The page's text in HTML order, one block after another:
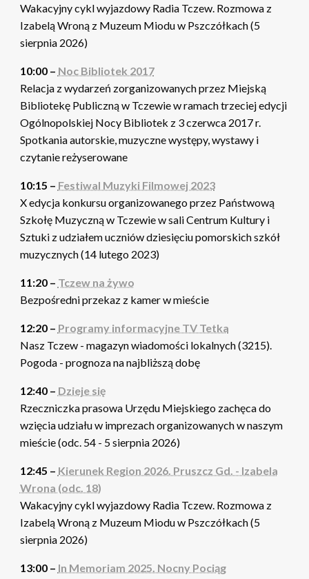
Wakacyjny cykl wyjazdowy Radia Tczew. Rozmowa z
Izabelą Wroną z Muzeum Miodu w Pszczółkach (5
sierpnia 2026)
10:00 – Noc Bibliotek 2017
Relacja z wydarzeń zorganizowanych przez Miejską
Bibliotekę Publiczną w Tczewie w ramach trzeciej edycji
Ogólnopolskiej Nocy Bibliotek z 3 czerwca 2017 r.
Spotkania autorskie, muzyczne występy, wystawy i
czytanie reżyserowane
10:15 – Festiwal Muzyki Filmowej 2023
X edycja konkursu organizowanego przez Państwową
Szkołę Muzyczną w Tczewie w sali Centrum Kultury i
Sztuki z udziałem uczniów dziesięciu pomorskich szkół
muzycznych (14 lutego 2023)
11:20 – Tczew na żywo
Bezpośredni przekaz z kamer w mieście
12:20 – Programy informacyjne TV Tetka
Nasz Tczew - magazyn wiadomości lokalnych (3215).
Pogoda - prognoza na najbliższą dobę
12:40 – Dzieje się
Rzeczniczka prasowa Urzędu Miejskiego zachęca do
wzięcia udziału w imprezach organizowanych w naszym
mieście (odc. 54 - 5 sierpnia 2026)
12:45 – Kierunek Region 2026. Pruszcz Gd. - Izabela
Wrona (odc. 18)
Wakacyjny cykl wyjazdowy Radia Tczew. Rozmowa z
Izabelą Wroną z Muzeum Miodu w Pszczółkach (5
sierpnia 2026)
13:00 – In Memoriam 2025. Nocny Pociąg